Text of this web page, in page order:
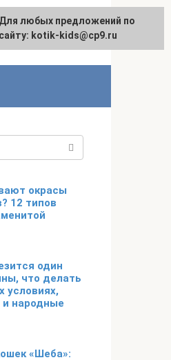
окрасы
12 типов
один
что делать
условиях,
народные
«Шеба»:
Для любых предложений по
сайту: kotik-kids@cp9.ru